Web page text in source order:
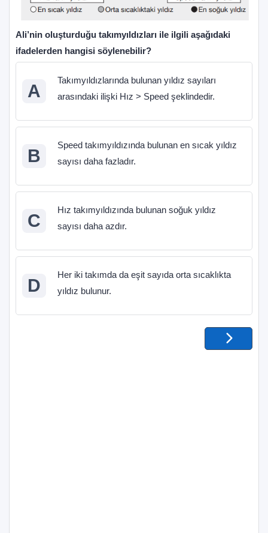
Ali’nin oluşturduğu takımyıldızları ile ilgili aşağıdaki
ifadelerden hangisi söylenebilir?
A
Takımyıldızlarında bulunan yıldız sayıları
arasındaki ilişki Hız > Speed şeklindedir.
B
Speed takımyıldızında bulunan en sıcak yıldız
sayısı daha fazladır.
C
Hız takımyıldızında bulunan soğuk yıldız
sayısı daha azdır.
D
Her iki takımda da eşit sayıda orta sıcaklıkta
yıldız bulunur.